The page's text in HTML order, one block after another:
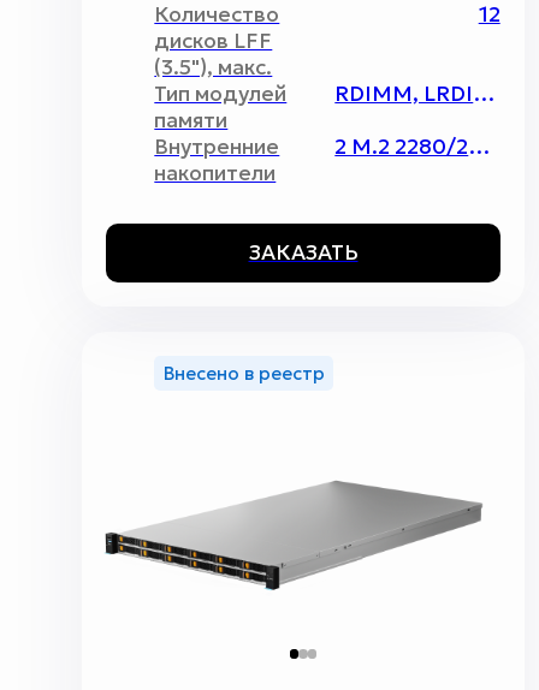
Количество
дисков LFF
(3.5"), макс.
12
Тип модулей
памяти
RDIMM, LRDIMM, 3DS-DIMM, ECC REG;
Внутренние
накопители
2 M.2 2280/22110
ЗАКАЗАТЬ
Внесено в реестр